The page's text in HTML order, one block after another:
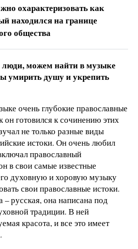
охарактеризовать как
находился на границе
общества
можем найти в музыке
умирить душу и укрепить
очень глубокие православные
готовился к сочинению этих
не только разные виды
истоки. Он очень любил
православный
в свои самые известные
духовную и хоровую музыку
свои православные истоки.
русская, она написана под
традиции. В ней
красота, и все это имеет